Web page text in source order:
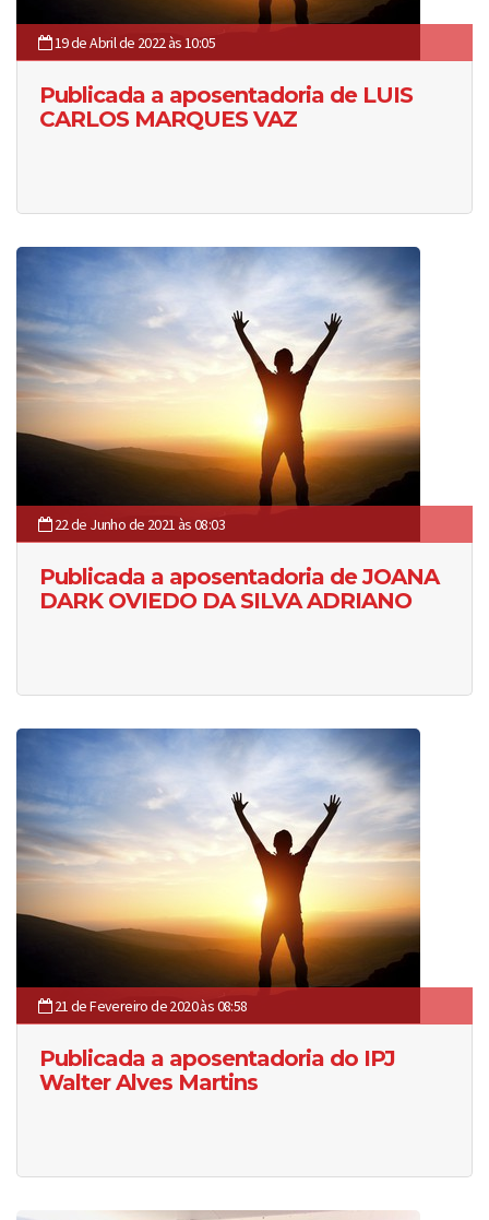
19 de Abril de 2022 às 10:05
Publicada a aposentadoria de LUIS
CARLOS MARQUES VAZ
22 de Junho de 2021 às 08:03
Publicada a aposentadoria de JOANA
DARK OVIEDO DA SILVA ADRIANO
21 de Fevereiro de 2020 às 08:58
Publicada a aposentadoria do IPJ
Walter Alves Martins